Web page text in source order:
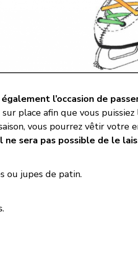
l’occasion de
place afin que vous puissiez
vous pourrez vêtir votre
sera pas possible de le
ou jupes de patin.